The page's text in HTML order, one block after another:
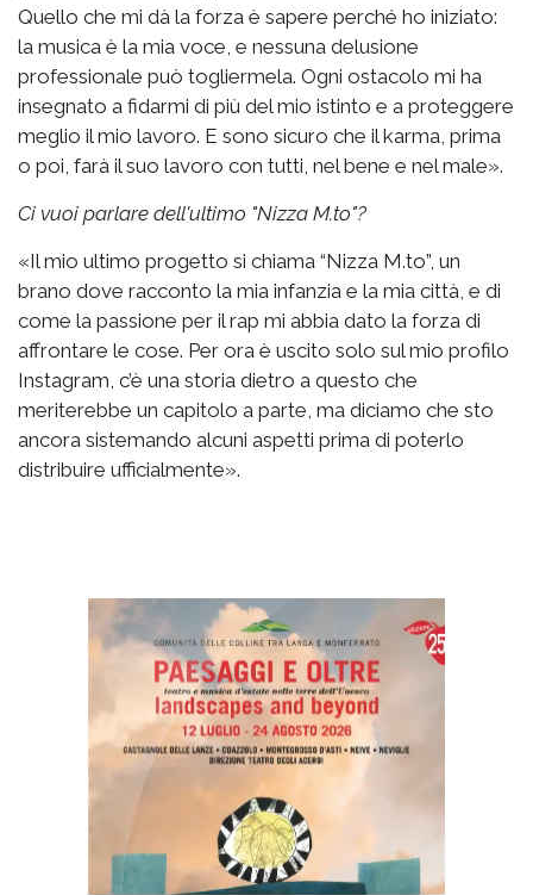
Quello che mi dà la forza è sapere perché ho iniziato:
la musica è la mia voce, e nessuna delusione
professionale può togliermela. Ogni ostacolo mi ha
insegnato a fidarmi di più del mio istinto e a proteggere
meglio il mio lavoro. E sono sicuro che il karma, prima
o poi, farà il suo lavoro con tutti, nel bene e nel male».
Ci vuoi parlare dell'ultimo "Nizza M.to"?
«Il mio ultimo progetto si chiama “Nizza M.to”, un
brano dove racconto la mia infanzia e la mia città, e di
come la passione per il rap mi abbia dato la forza di
affrontare le cose. Per ora è uscito solo sul mio profilo
Instagram, c’è una storia dietro a questo che
meriterebbe un capitolo a parte, ma diciamo che sto
ancora sistemando alcuni aspetti prima di poterlo
distribuire ufficialmente».